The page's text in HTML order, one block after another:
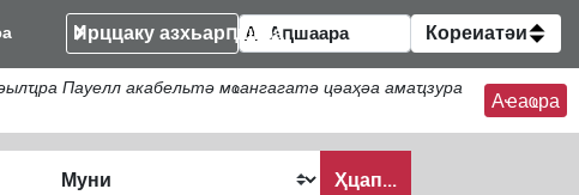
Ирццаку азхьарԥшқәа Кореиатәи
Пауелл акабельтә мҩангагатә цәаҳәа амаҵзура
Аҽаҩра
Ҳцап...